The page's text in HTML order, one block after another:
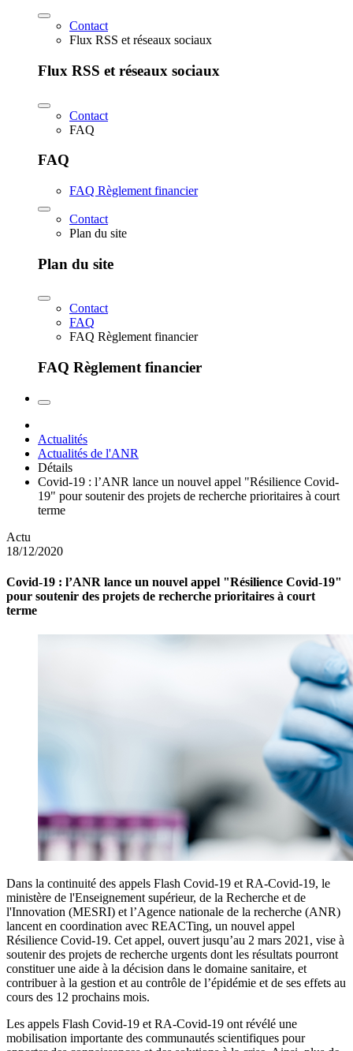
Contact
Flux RSS et réseaux sociaux
Flux RSS et réseaux sociaux
Contact
FAQ
FAQ
FAQ Règlement financier
Contact
Plan du site
Plan du site
Contact
FAQ
FAQ Règlement financier
FAQ Règlement financier
Actualités
Actualités de l'ANR
Détails
Covid-19 : l’ANR lance un nouvel appel "Résilience Covid-
19" pour soutenir des projets de recherche prioritaires à court
terme
Actu
18/12/2020
Covid-19 : l’ANR lance un nouvel appel "Résilience Covid-19"
pour soutenir des projets de recherche prioritaires à court
terme
Dans la continuité des appels Flash Covid-19 et RA-Covid-19, le
ministère de l'Enseignement supérieur, de la Recherche et de
l'Innovation (MESRI) et l’Agence nationale de la recherche (ANR)
lancent en coordination avec REACTing, un nouvel appel
Résilience Covid-19. Cet appel, ouvert jusqu’au 2 mars 2021, vise à
soutenir des projets de recherche urgents dont les résultats pourront
constituer une aide à la décision dans le domaine sanitaire, et
contribuer à la gestion et au contrôle de l’épidémie et de ses effets au
cours des 12 prochains mois.
Les appels Flash Covid-19 et RA-Covid-19 ont révélé une
mobilisation importante des communautés scientifiques pour